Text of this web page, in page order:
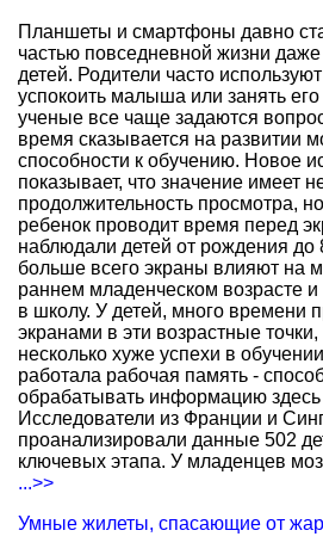
Планшеты и смартфоны давно
частью повседневной жизни
детей. Родители часто
успокоить малыша или занять
ученые все чаще задаются
время сказывается на развитии
способности к обучению. Новое
показывает, что значение имеет
продолжительность просмотра,
ребенок проводит время перед
наблюдали детей от рождения до
больше всего экраны влияют на
раннем младенческом возрасте
в школу. У детей, много времени
экранами в эти возрастные
несколько хуже успехи в
работала рабочая память -
обрабатывать информацию здесь
Исследователи из Франции и
проанализировали данные 502
ключевых этапа. У младенцев
...>>
Умные жилеты, спасающие от